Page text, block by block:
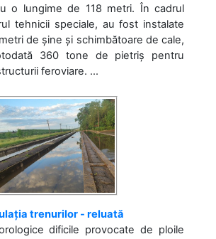
o lungime de 118 metri. În cadrul
tehnicii speciale, au fost instalate
de șine și schimbătoare de cale,
360 tone de pietriș pentru
feroviare. ...
trenurilor - reluată
dificile provocate de ploile